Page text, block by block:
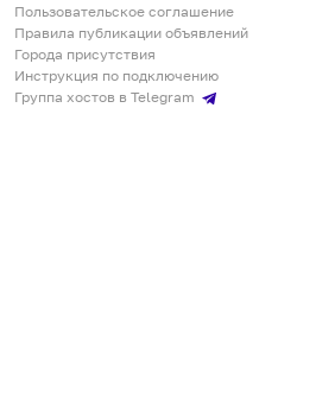
Пользовательское соглашение
Правила публикации объявлений
Города присутствия
Инструкция по подключению
Группа хостов в Telegram